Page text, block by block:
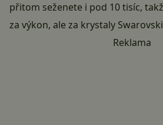
přitom seženete i pod 10 tisíc,
za výkon, ale za krystaly
Reklama